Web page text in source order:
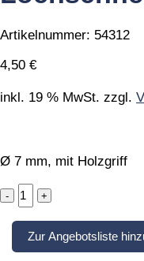
Artikelnummer: 54312
4,50 €
inkl. 19 % MwSt. zzgl.
Ø 7 mm, mit Holzgriff
Lochschneider
quantity
Zur Angebotsliste